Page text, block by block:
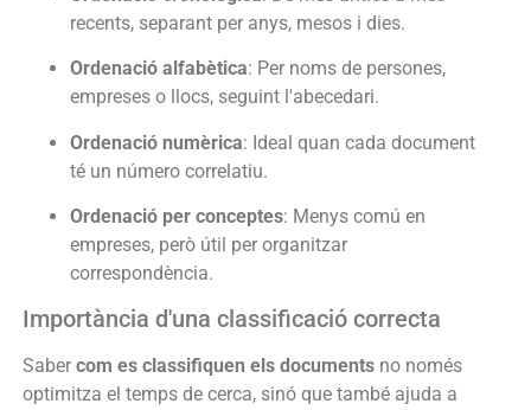
recents, separant per anys, mesos i dies.
Ordenació alfabètica: Per noms de persones,
empreses o llocs, seguint l'abecedari.
Ordenació numèrica: Ideal quan cada document
té un número correlatiu.
Ordenació per conceptes: Menys comú en
empreses, però útil per organitzar
correspondència.
Importància d'una classificació correcta
Saber com es classifiquen els documentsno només
optimitza el temps de cerca, sinó que també ajuda a